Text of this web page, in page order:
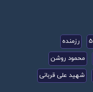
رزمنده
محمود روشن
شهید علی قربانی